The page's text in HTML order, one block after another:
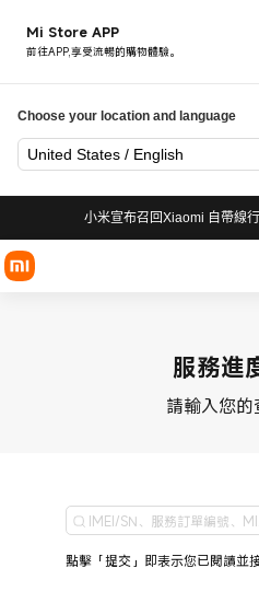
Mi Store APP
前往APP,享受流暢的購物體驗。
Choose your location and language
United States / English
小米宣布召回Xiaomi 自帶線
服務進
請輸入您的
點擊「提交」即表示您已閱讀並